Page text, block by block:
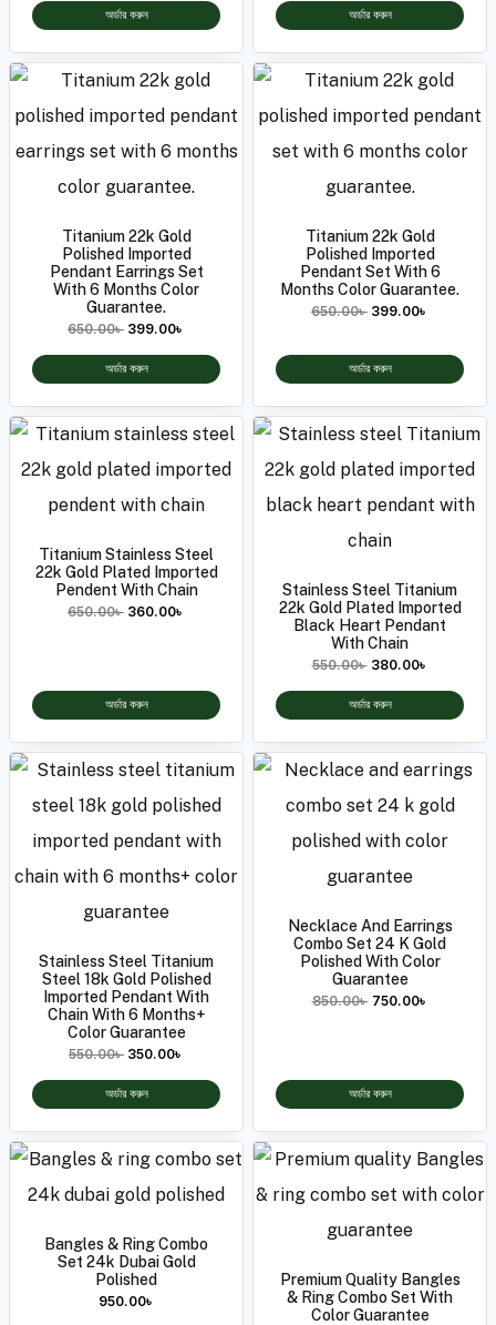
অর্ডার করুন অর্ডার করুন
Titanium 22k Gold
Polished Imported
Pendant Earrings Set
With 6 Months Color
Guarantee.
650.00৳ 399.00৳
অর্ডার করুন
Titanium 22k Gold
Polished Imported
Pendant Set With 6
Months Color Guarantee.
650.00৳ 399.00৳
অর্ডার করুন
Titanium Stainless Steel
22k Gold Plated Imported
Pendent With Chain
650.00৳ 360.00৳
অর্ডার করুন
Stainless Steel Titanium
22k Gold Plated Imported
Black Heart Pendant
With Chain
550.00৳ 380.00৳
অর্ডার করুন
Stainless Steel Titanium
Steel 18k Gold Polished
Imported Pendant With
Chain With 6 Months+
Color Guarantee
550.00৳ 350.00৳
অর্ডার করুন
Necklace And Earrings
Combo Set 24 K Gold
Polished With Color
Guarantee
850.00৳ 750.00৳
অর্ডার করুন
Bangles & Ring Combo
Set 24k Dubai Gold
Polished
950.00৳
Premium Quality Bangles
& Ring Combo Set With
Color Guarantee